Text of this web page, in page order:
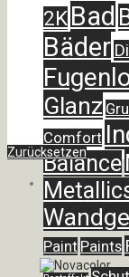
2KBad
Bäder
Glanz
Comfort
Balance
Paint Paints
Zurücksetzen